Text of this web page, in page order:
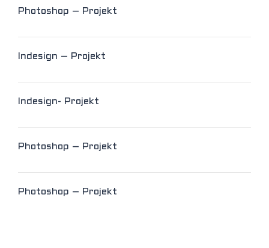
Photoshop – Projekt
Indesign – Projekt
Indesign- Projekt
Photoshop – Projekt
Photoshop – Projekt